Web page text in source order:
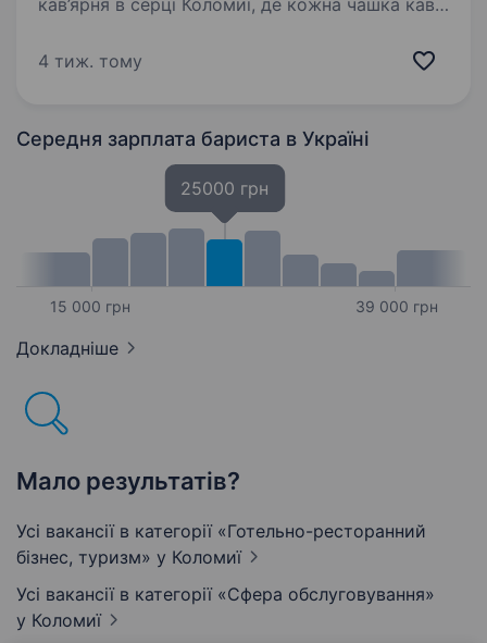
кав’ярня в серці Коломиї, де кожна чашка кави
Якщо тобі подобається спілкуватися
4 тиж. тому
Середня зарплата бариста в Україні
15 000 грн
25000 грн
39 000 грн
Докладніше
Мало результатів?
Усі вакансії в категорії «Готельно-ресторанний
бізнес, туризм» у Коломиї
Усі вакансії в категорії «Сфера обслуговування»
у Коломиї